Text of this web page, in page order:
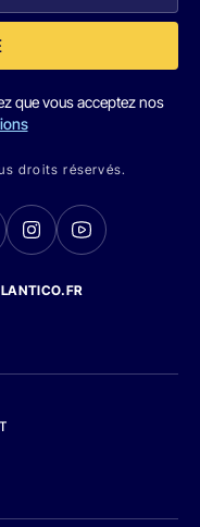
que vous acceptez nos
droits réservés.